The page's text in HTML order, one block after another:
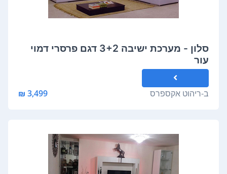
סלון - מערכת ישיבה 3+2 דגם פרסרי דמוי
עור
ב-ריהוט אקספרס 3,499 ₪